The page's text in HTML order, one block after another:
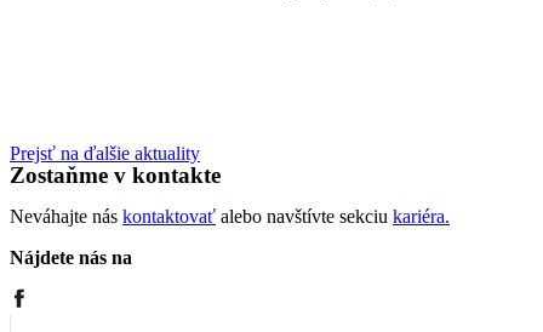
Prejsť na ďalšie aktuality
Zostaňme v kontakte
Neváhajte nás kontaktovať alebo navštívte sekciu kariéra.
Nájdete nás na